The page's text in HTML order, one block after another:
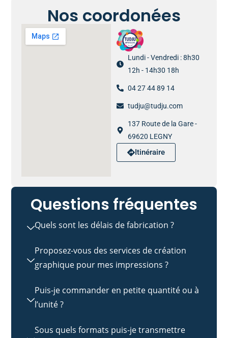
Nos coordonées
Lundi - Vendredi : 8h30
12h - 14h30 18h
04 27 44 89 14
tudju@tudju.com
137 Route de la Gare -
69620 LEGNY
Itinéraire
Questions fréquentes
Quels sont les délais de fabrication ?
Proposez-vous des services de création
graphique pour mes impressions ?
Puis-je commander en petite quantité ou à
l’unité ?
Sous quels formats puis-je transmettre